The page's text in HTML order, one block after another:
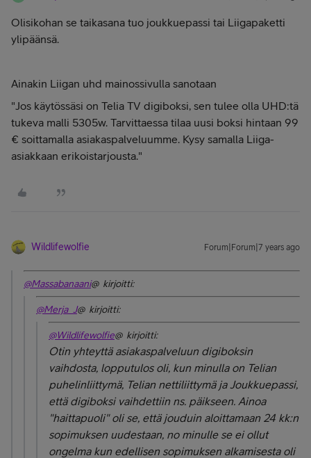
Olisikohan se taikasana tuo joukkuepassi tai Liigapaketti
ylipäänsä.
Ainakin Liigan uhd mainossivulla sanotaan
"Jos käytössäsi on Telia TV digiboksi, sen tulee olla UHD:tä
tukeva malli 5305w. Tarvittaessa tilaa uusi boksi hintaan 99
€ soittamalla asiakaspalveluumme. Kysy samalla Liiga-
asiakkaan erikoistarjousta."
Wildlifewolfie Forum|Forum|7 years ago
@Massabanaani@ kirjoitti:
@Merja_J@ kirjoitti:
@Wildlifewolfie@ kirjoitti:
Otin yhteyttä asiakaspalveluun digiboksin
vaihdosta, lopputulos oli, kun minulla on Telian
puhelinliittymä, Telian nettiliittymä ja Joukkuepassi,
että digiboksi vaihdettiin ns. päikseen. Ainoa
"haittapuoli" oli se, että jouduin aloittamaan 24 kk:n
sopimuksen uudestaan, no minulle se ei ollut
ongelma kun edellisen sopimuksen alkamisesta oli